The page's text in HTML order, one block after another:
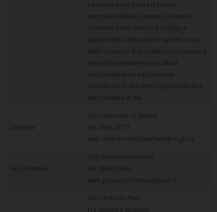
pastorale perché tutta la Chiesa
particolare abbia coscienza di essere
chiamata. Il suo servizio si configura
dunque nella Chiesa per la specifica cura
delle vocazioni di speciale consacrazione e
cerca di promuovere una cultura
vocazionale in cui tutti possano
considerare la vita come risposta da dare
alla chiamata di Dio.
Direttore
Don Francesco Di Stefano
Tel. 0933.26771
Mail: donfrancescodistefano@virgilio.it
Vice Direttore
Don Giovanni Dimartino
Tel. 0933.31654
Mail: giovannidimartino@ymail.it
Don Umberto Pedi
Fra Salvatore Soldatini